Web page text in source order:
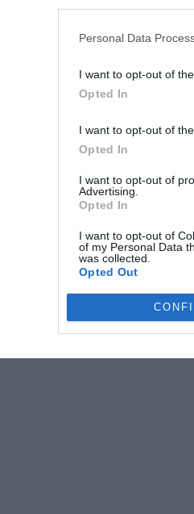
Personal Data
I want to opt-out of
Opted In
I want to opt-out of
Opted In
I want to opt-out of
Advertising.
Opted In
I want to opt-out of
of my Personal Data
was collected.
Opted Out